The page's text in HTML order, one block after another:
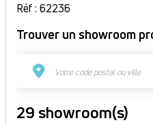
Réf : 62236
Trouver un showroom
29 showroom(s)